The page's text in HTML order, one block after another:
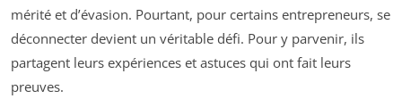
mérité et d’évasion. Pourtant, pour certains entrepreneurs, se
déconnecter devient un véritable défi. Pour y parvenir, ils
partagent leurs expériences et astuces qui ont fait leurs
preuves.